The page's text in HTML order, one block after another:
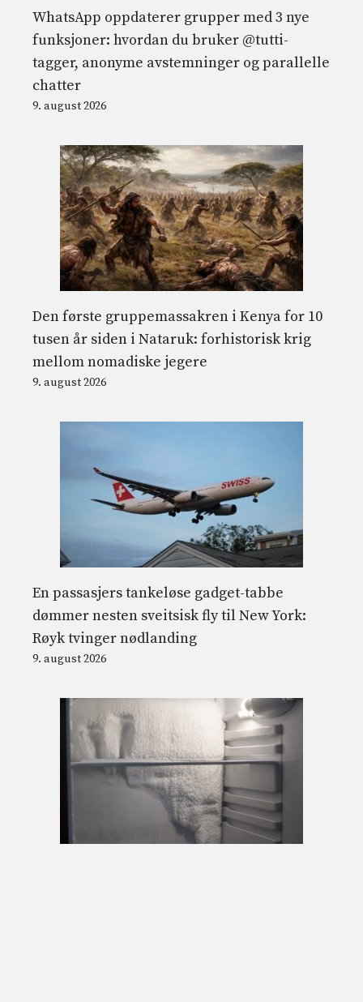
WhatsApp oppdaterer grupper med 3 nye
funksjoner: hvordan du bruker @tutti-
tagger, anonyme avstemninger og parallelle
chatter
9. august 2026
Den første gruppemassakren i Kenya for 10
tusen år siden i Nataruk: forhistorisk krig
mellom nomadiske jegere
9. august 2026
En passasjers tankeløse gadget-tabbe
dømmer nesten sveitsisk fly til New York:
Røyk tvinger nødlanding
9. august 2026